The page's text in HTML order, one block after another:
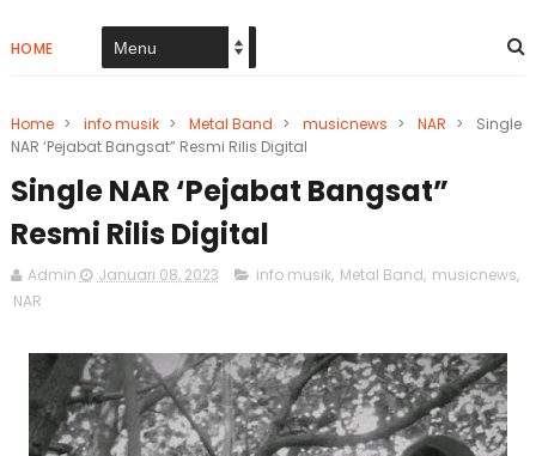
HOME
Home > info musik > Metal Band > musicnews > NAR >
Single
NAR ‘Pejabat Bangsat” Resmi Rilis Digital
Single NAR ‘Pejabat Bangsat”
Resmi Rilis Digital
Admin Januari 08, 2023 info musik, Metal Band, musicnews,
NAR